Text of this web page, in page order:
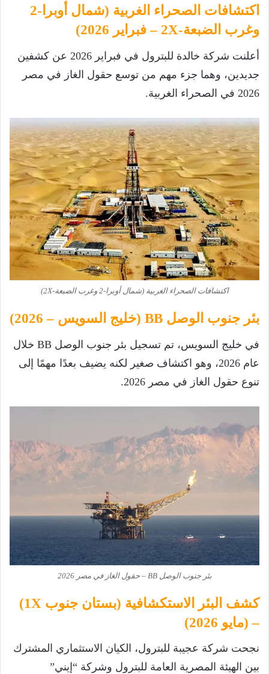
اكتشافات الصحراء الغربية (شمال أوبرا-2
وغرب الضبعة-2X – فبراير 2026)
أعلنت شركة خالدة للبترول في فبراير 2026 عن كشفين
جديدين، وهما جزء مهم من توسع حقول الغاز في مصر
2026 في الصحراء الغربية.
اكتشافات الصحراء الغربية (شمال أوبرا-2 وغرب الضبعة-2X)
بئر جنوب الوصل BB (خليج السويس – 2026)
في خليج السويس، تم تسجيل بئر جنوب الوصل BB خلال
عام 2026، وهو اكتشاف صغير لكنه يضيف بعدًا مهمًا إلى
تنوع حقول الغاز في مصر 2026.
بئر جنوب الوصل BB – حقول الغاز في مصر 2026
كشف البئر الاستكشافية (بستان جنوب 1X)
– (مايو 2026)
نجحت شركة عجيبة للبترول، الكيان الاستثماري المشترك
بين الهيئة المصرية العامة للبترول وشركة “إيني”